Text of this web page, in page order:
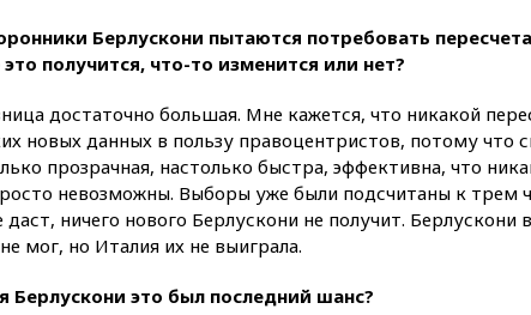
Берлускони пытаются потребовать
получится, что-то изменится или нет?
достаточно большая. Мне кажется, что никакой
новых данных в пользу правоцентристов, потому что
прозрачная, настолько быстра, эффективна, что
невозможны. Выборы уже были подсчитаны к трем
даст, ничего нового Берлускони не получит.
мог, но Италия их не выиграла.
Берлускони это был последний шанс?